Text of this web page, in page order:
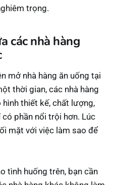
trọng.
các nhà hàng
mở nhà hàng ăn uống tại
thời gian, các nhà hàng
thiết kế, chất lượng,
phần nổi trội hơn. Lúc
mặt với việc làm sao để
tình huống trên, bạn cần